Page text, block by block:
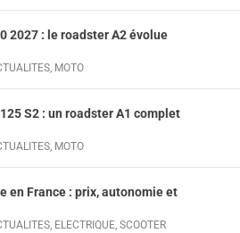
2027 : le roadster A2 évolue
, MOTO
S2 : un roadster A1 complet
, MOTO
en France : prix, autonomie et
, ELECTRIQUE, SCOOTER